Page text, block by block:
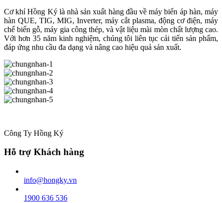
Cơ khí Hồng Ký là nhà sản xuất hàng đầu về máy biến áp hàn, máy
hàn QUE, TIG, MIG, Inverter, máy cắt plasma, động cơ điện, máy
chế biến gỗ, máy gia công thép, và vật liệu mài mòn chất lượng cao.
Với hơn 35 năm kinh nghiệm, chúng tôi liên tục cải tiến sản phẩm,
đáp ứng nhu cầu đa dạng và nâng cao hiệu quả sản xuất.
Công Ty Hồng Ký
Hỗ trợ Khách hàng
info@hongky.vn
1900 636 536